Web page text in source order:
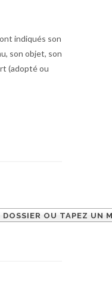
indiqués son
son objet, son
(adopté ou
DOSSIER OU TAPEZ UN